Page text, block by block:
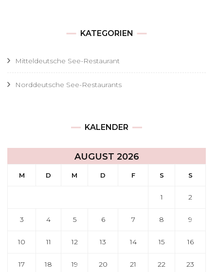
KATEGORIEN
Mitteldeutsche See-Restaurant
Norddeutsche See-Restaurants
KALENDER
AUGUST 2026
M D M D F S S
1 2
3 4 5 6 7 8 9
10 11 12 13 14 15 16
17 18 19 20 21 22 23